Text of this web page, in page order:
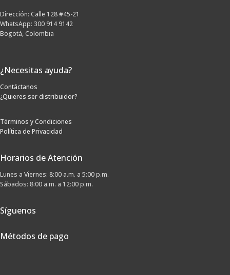
Dirección: Calle 128 #45-21
WhatsApp: 300 914 9142
Bogotá, Colombia
¿Necesitas ayuda?
Contáctanos
¿Quieres ser distribuidor?
Términos y Condiciones
Política de Privacidad
Horarios de Atención
Lunes a Viernes: 8:00 a.m. a 5:00 p.m.
Sábados: 8:00 a.m. a 12:00 p.m.
Síguenos
Métodos de pago